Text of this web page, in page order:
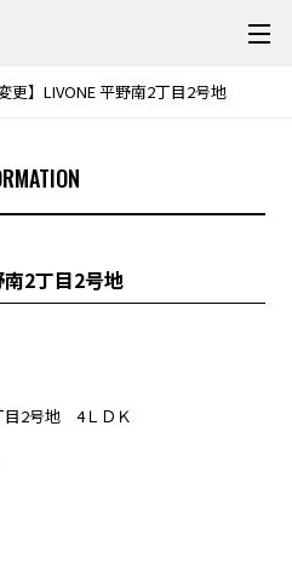
更】LIVONE 平野南2丁目2号地
南2丁目2号地
目2号地 4ＬＤＫ